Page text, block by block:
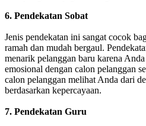
6. Pendekatan Sobat
Jenis pendekatan ini sangat cocok
ramah dan mudah bergaul.
menarik pelanggan baru karena
emosional dengan calon pelanggan
calon pelanggan melihat Anda dari
berdasarkan kepercayaan.
7. Pendekatan Guru